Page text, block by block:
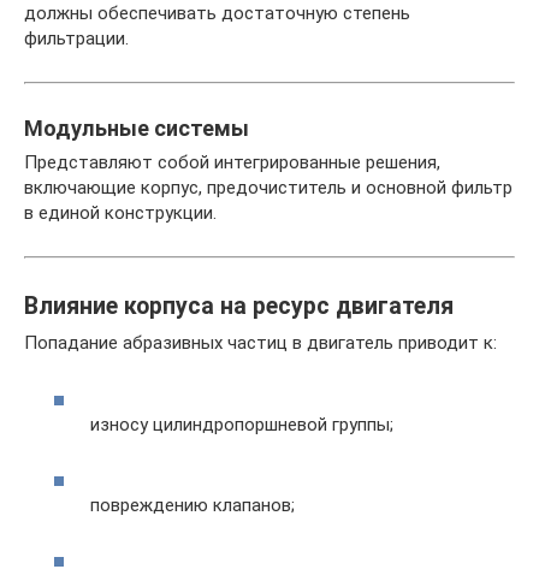
должны обеспечивать достаточную степень
фильтрации.
Модульные системы
Представляют собой интегрированные решения,
включающие корпус, предочиститель и основной фильтр
в единой конструкции.
Влияние корпуса на ресурс двигателя
Попадание абразивных частиц в двигатель приводит к:
износу цилиндропоршневой группы;
повреждению клапанов;